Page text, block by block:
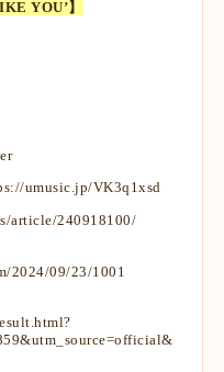
YOU’】
umusic.jp/VK3q1xsd
article/240918100/
2024/09/23/1001